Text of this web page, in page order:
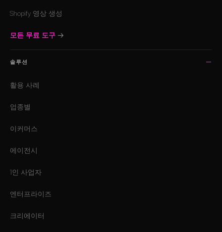
Shopify 영상 생성
모든 무료 도구 →
솔루션
활용 사례
업종별
이커머스
에이전시
1인 사업자
엔터프라이즈
크리에이터